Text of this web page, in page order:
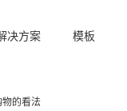
决方案 模板
的看法